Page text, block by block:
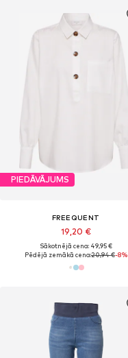
PIEDĀVĀJUMS
FREEQUENT
19,20 €
Sākotnējā cena: 49,95 €
Pēdējā zemākā cena:20,94 €-8%